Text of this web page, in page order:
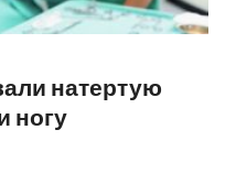
натертую
ногу